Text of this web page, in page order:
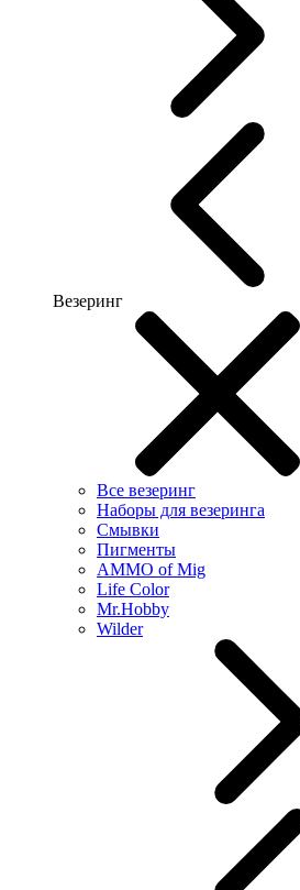
Везеринг
Все везеринг
Наборы для везеринга
Смывки
Пигменты
AMMO of Mig
Life Color
Mr.Hobby
Wilder